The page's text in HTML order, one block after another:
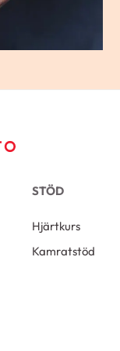
STÖD
Hjärtkurs
Kamratstöd